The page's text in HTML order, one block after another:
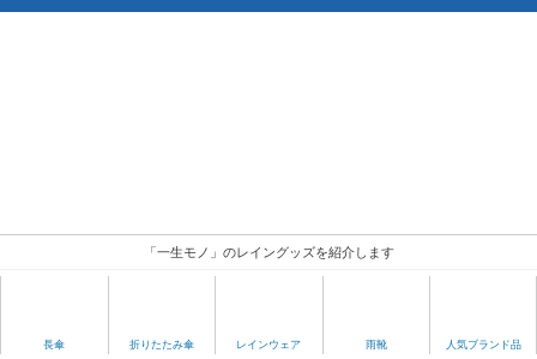
「一生モノ」のレイングッズを紹介します
長傘 折りたたみ傘 レインウェア 雨靴 人気ブランド品